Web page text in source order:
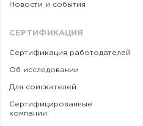
Новости и события
СЕРТИФИКАЦИЯ
Сертификация работодателей
Об исследовании
Для соискателей
Сертифицированные
компании